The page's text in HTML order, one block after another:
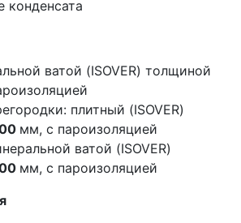
конденсата
ватой (ISOVER) толщиной
плитный (ISOVER)
мм, с пароизоляцией
ватой (ISOVER)
мм, с пароизоляцией